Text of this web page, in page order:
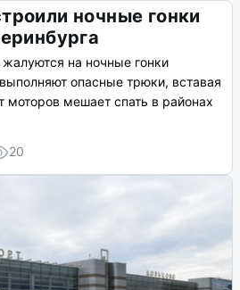
ночные гонки
на ночные гонки
опасные трюки, вставая
моторов мешает спать в районах
20